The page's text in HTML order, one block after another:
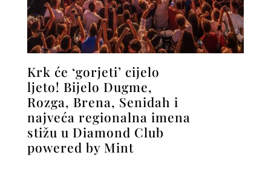
Krk će ‘gorjeti’ cijelo
ljeto! Bijelo Dugme,
Rozga, Brena, Senidah i
najveća regionalna imena
stižu u Diamond Club
powered by Mint